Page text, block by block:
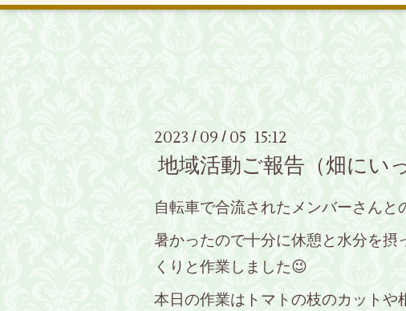
2023 / 09 / 05 15:12
地域活動ご報告（畑にい
自転車で合流されたメンバーさんと
暑かったので十分に休憩と水分を摂
くりと作業しました😉
本日の作業はトマトの枝のカットや